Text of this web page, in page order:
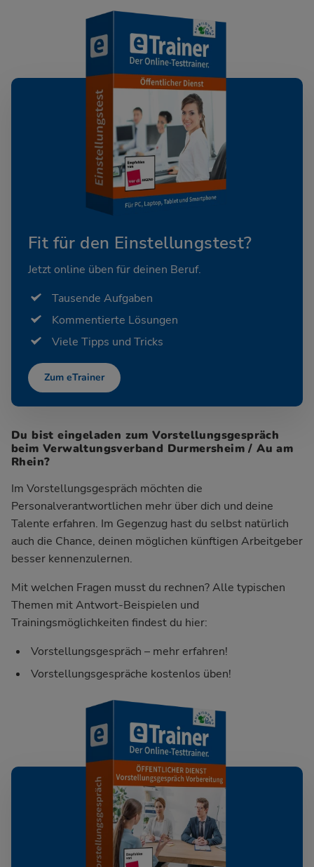
Fit für den Einstellungstest?
Jetzt online üben für deinen Beruf.
Tausende Aufgaben
Kommentierte Lösungen
Viele Tipps und Tricks
Zum eTrainer
Du bist eingeladen zum Vorstellungsgespräch
beim Verwaltungsverband Durmersheim / Au am
Rhein?
Im Vorstellungsgespräch möchten die
Personalverantwortlichen mehr über dich und deine
Talente erfahren. Im Gegenzug hast du selbst natürlich
auch die Chance, deinen möglichen künftigen Arbeitgeber
besser kennenzulernen.
Mit welchen Fragen musst du rechnen? Alle typischen
Themen mit Antwort-Beispielen und
Trainingsmöglichkeiten findest du hier:
Vorstellungsgespräch – mehr erfahren!
Vorstellungsgespräche kostenlos üben!